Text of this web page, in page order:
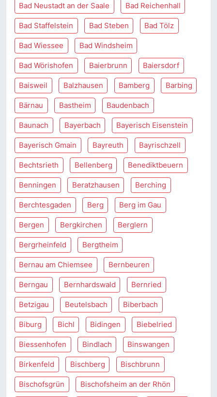
Bad Neustadt an der Saale Bad Reichenhall
Bad Staffelstein Bad Steben Bad Tölz
Bad Wiessee Bad Windsheim
Bad Wörishofen Baierbrunn Baiersdorf
Baisweil Balzhausen Bamberg Barbing
Bärnau Bastheim Baudenbach
Baunach Bayerbach Bayerisch Eisenstein
Bayerisch Gmain Bayreuth Bayrischzell
Bechtsrieth Bellenberg Benediktbeuern
Benningen Beratzhausen Berching
Berchtesgaden Berg Berg im Gau
Bergen Bergkirchen Berglern
Bergrheinfeld Bergtheim
Bernau am Chiemsee Bernbeuren
Berngau Bernhardswald Bernried
Betzigau Beutelsbach Biberbach
Biburg Bichl Bidingen Biebelried
Biessenhofen Bindlach Binswangen
Birkenfeld Bischberg Bischbrunn
Bischofsgrün Bischofsheim an der Rhön